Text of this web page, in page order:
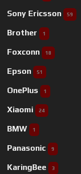
Sony Ericsson 59
Brother 1
Foxconn 18
Epson 51
OnePlus 1
Xiaomi 24
BMW 1
Panasonic 9
KaringBee 3